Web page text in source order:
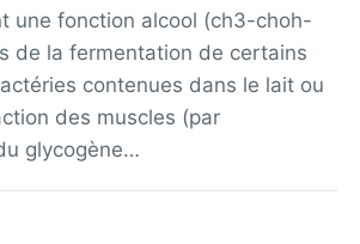
une fonction alcool (ch3-choh-
de la fermentation de certains
contenues dans le lait ou
des muscles (par
glycogène…